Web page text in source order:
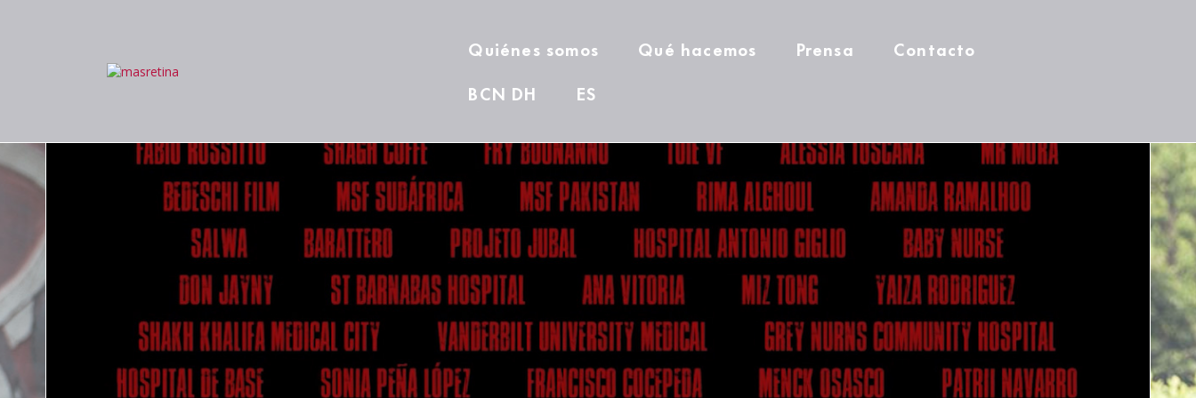
Quiénes somos Qué hacemos Prensa
Contacto
BCN DH
ES